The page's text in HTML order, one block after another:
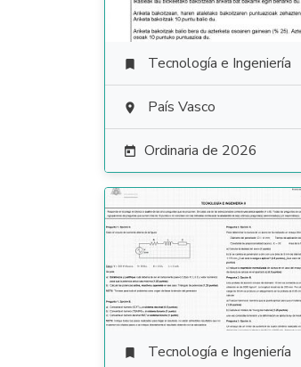
 Tecnología e Ingeniería
 País Vasco
 Ordinaria de 2026
 Tecnología e Ingeniería